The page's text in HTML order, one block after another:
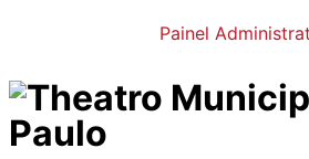
Painel